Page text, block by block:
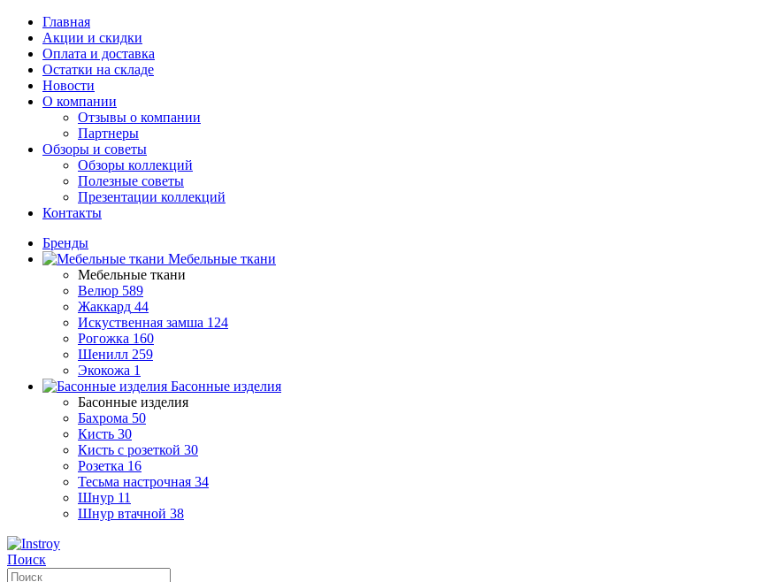
Главная
Акции и скидки
Оплата и доставка
Остатки на складе
Новости
О компании
Отзывы о компании
Партнеры
Обзоры и советы
Обзоры коллекций
Полезные советы
Презентации коллекций
Контакты
Бренды
Мебельные ткани
Мебельные ткани
Велюр 589
Жаккард 44
Искуственная замша 124
Рогожка 160
Шенилл 259
Экокожа 1
Басонные изделия
Басонные изделия
Бахрома 50
Кисть 30
Кисть с розеткой 30
Розетка 16
Тесьма настрочная 34
Шнур 11
Шнур втачной 38
Поиск